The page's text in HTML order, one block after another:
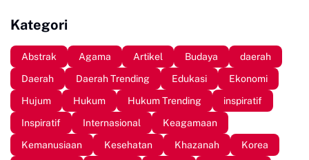
Kategori
Abstrak Agama Artikel Budaya
daerah
Daerah
Daerah Trending Edukasi
Ekonomi
Hujum
Hukum Hukum Trending
inspiratif
Inspiratif
Internasional
Keagamaan
Kemanusiaan
Kesehatan Khazanah
Korea